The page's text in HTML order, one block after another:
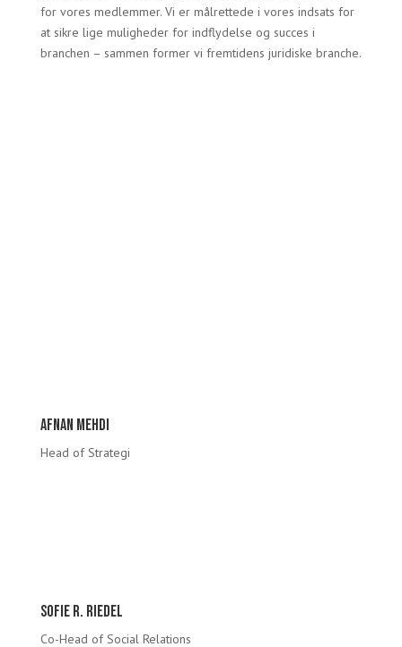
for vores medlemmer. Vi er målrettede i vores indsats for
at sikre lige muligheder for indflydelse og succes i
branchen – sammen former vi fremtidens juridiske branche.
Afnan mehdi
Head of Strategi
Sofie R. Riedel
Co-Head ofSocial Relations